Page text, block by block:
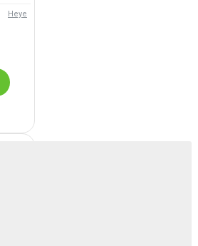
Heye